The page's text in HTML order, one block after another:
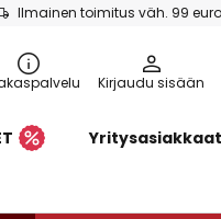
Ilmainen toimitus väh. 99
Kirjaudu sisään
Yritysasiakkaat